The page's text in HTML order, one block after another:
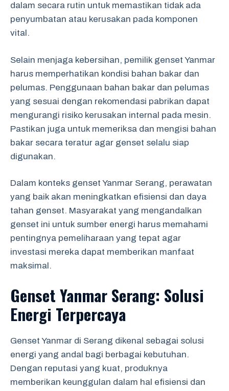
dalam secara rutin untuk memastikan tidak ada
penyumbatan atau kerusakan pada komponen
vital.
Selain menjaga kebersihan, pemilik genset Yanmar
harus memperhatikan kondisi bahan bakar dan
pelumas. Penggunaan bahan bakar dan pelumas
yang sesuai dengan rekomendasi pabrikan dapat
mengurangi risiko kerusakan internal pada mesin.
Pastikan juga untuk memeriksa dan mengisi bahan
bakar secara teratur agar genset selalu siap
digunakan.
Dalam konteks genset Yanmar Serang, perawatan
yang baik akan meningkatkan efisiensi dan daya
tahan genset. Masyarakat yang mengandalkan
genset ini untuk sumber energi harus memahami
pentingnya pemeliharaan yang tepat agar
investasi mereka dapat memberikan manfaat
maksimal.
Genset Yanmar Serang: Solusi
Energi Terpercaya
Genset Yanmar di Serang dikenal sebagai solusi
energi yang andal bagi berbagai kebutuhan.
Dengan reputasi yang kuat, produknya
memberikan keunggulan dalam hal efisiensi dan